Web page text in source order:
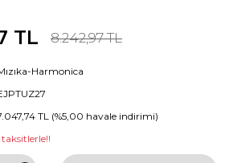
TL 8.242,97 TL
Harmonica
TL (%5,00 havale indirimi)
taksitlerle!!